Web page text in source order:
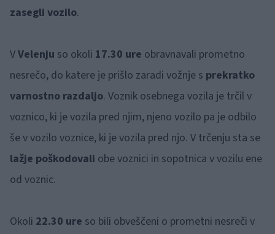
zasegli vozilo.
VVelenju so okoli 17.30 ure obravnavali prometno
nesrečo, do katere je prišlo zaradi vožnje s prekratko
varnostno razdaljo. Voznik osebnega vozila je trčil v
voznico, ki je vozila pred njim, njeno vozilo pa je odbilo
še v vozilo voznice, ki je vozila pred njo. V trčenju sta se
lažje poškodovali obe voznici in sopotnica v vozilu ene
od voznic.
Okoli 22.30 ure so bili obveščeni o prometni nesreči v